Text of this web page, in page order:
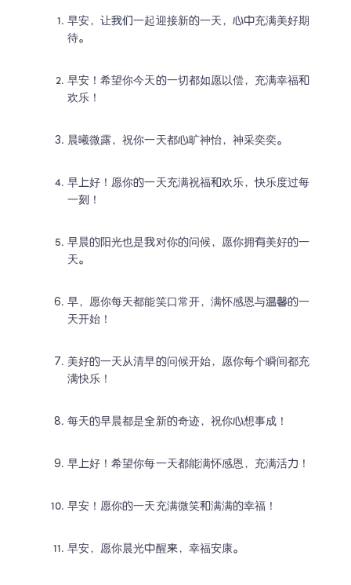
早安，让我们一起迎接新的一天，心中充满美好期
待。
早安！希望你今天的一切都如愿以偿，充满幸福和
欢乐！
晨曦微露，祝你一天都心旷神怡，神采奕奕。
早上好！愿你的一天充满祝福和欢乐，快乐度过每
一刻！
早晨的阳光也是我对你的问候，愿你拥有美好的一
天。
早，愿你每天都能笑口常开，满怀感恩与温馨的一
天开始！
美好的一天从清早的问候开始，愿你每个瞬间都充
满快乐！
每天的早晨都是全新的奇迹，祝你心想事成！
早上好！希望你每一天都能满怀感恩，充满活力！
早安！愿你的一天充满微笑和满满的幸福！
早安，愿你晨光中醒来，幸福安康。